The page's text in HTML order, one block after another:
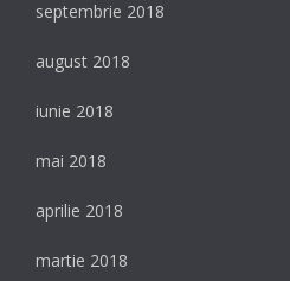
septembrie 2018
august 2018
iunie 2018
mai 2018
aprilie 2018
martie 2018